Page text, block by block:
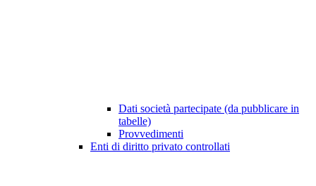
Dati società partecipate (da pubblicare in
tabelle)
Provvedimenti
Enti di diritto privato controllati